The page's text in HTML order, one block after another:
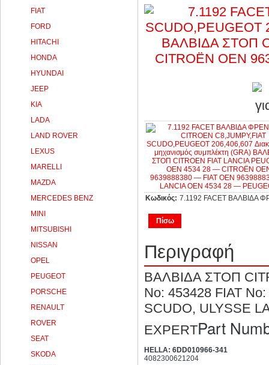
Κωδικός: 7.1192 FACET ΒΑΛΒΙΔΑ
Πίσω
Περιγραφή
ΒΑΛΒΙΔΑ ΣΤΟΠ
No: 453428 FIAT
SCUDO, ULYSSE
EXPERTPart
HELLA: 6DD010966-341
4082300621204
FIAT
FORD
HITACHI
HONDA
HYUNDAI
JEEP
KIA
LADA
LAND ROVER
LEXUS
MARELLI
MAZDA
MERCEDES BENZ
MINI
MITSUBISHI
NISSAN
OPEL
PEUGEOT
PORSCHE
RENAULT
ROVER
SEAT
SKODA